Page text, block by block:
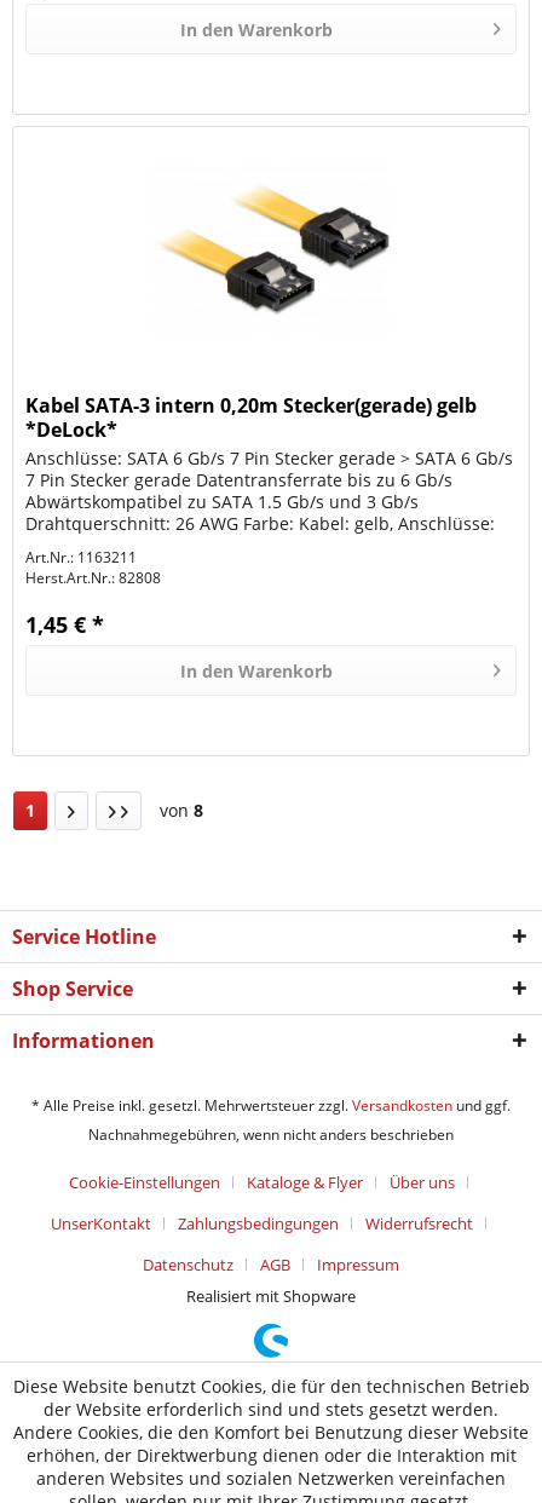
In den Warenkorb
Kabel SATA-3 intern 0,20m Stecker(gerade) gelb
*DeLock*
Anschlüsse: SATA 6 Gb/s 7 Pin Stecker gerade > SATA 6 Gb/s
7 Pin Stecker gerade Datentransferrate bis zu 6 Gb/s
Abwärtskompatibel zu SATA 1.5 Gb/s und 3 Gb/s
Drahtquerschnitt: 26 AWG Farbe: Kabel: gelb, Anschlüsse:
Art.Nr.: 1163211
Herst.Art.Nr.:82808
1,45 € *
In den Warenkorb
1 von 8
Service Hotline
Shop Service
Informationen
* Alle Preise inkl. gesetzl. Mehrwertsteuer zzgl.Versandkosten und ggf.
Nachnahmegebühren, wenn nicht anders beschrieben
Cookie-Einstellungen Kataloge & Flyer
Über uns
UnserKontakt
Zahlungsbedingungen
Widerrufsrecht
Datenschutz
AGB
Impressum
Realisiert mit Shopware
Diese Website benutzt Cookies, die für den technischen Betrieb
der Website erforderlich sind und stets gesetzt werden.
Andere Cookies, die den Komfort bei Benutzung dieser Website
erhöhen, der Direktwerbung dienen oder die Interaktion mit
anderen Websites und sozialen Netzwerken vereinfachen